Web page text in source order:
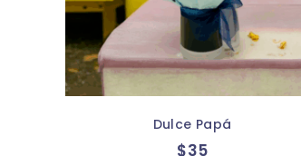
Dulce Papá
$35